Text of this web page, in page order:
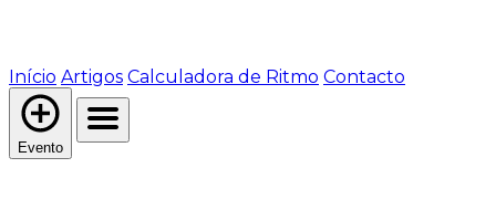
Início Artigos Calculadora de Ritmo Contacto
Evento